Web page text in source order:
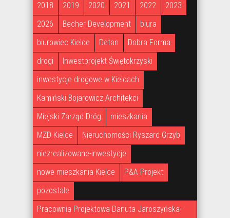
2018
2019 2020 2021 2022
2023
2026
Becher Development
biura
biurowiec Kielce
Detan
Dobra Forma
drogi
Inwestprojekt Świętokrzyski
inwestycje drogowe w Kielcach
Kamiński Bojarowicz Architekci
Miejski Zarząd Dróg
mieszkania
MZD Kielce
Nieruchomości Ryszard Grzyb
niezrealizowane-inwestycje
nowe mieszkania Kielce
P&A Projekt
pozostale
Pracownia Projektowa Danuta Jaroszyńska-